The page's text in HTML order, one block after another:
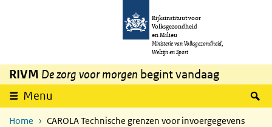
Overslaan en naar de inhoud gaan
Rijksinstituut voor
Volksgezondheid
en Milieu
Ministerie van Volksgezondheid,
Welzijn en Sport
RIVM De zorg voor morgen begint vandaag
Menu
Home CAROLA Technische grenzen voor invoergegevens